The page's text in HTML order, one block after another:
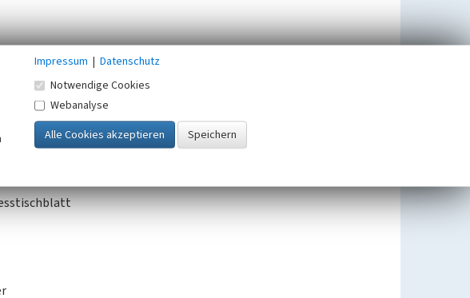
Impressum | Datenschutz
Notwendige Cookies
Webanalyse